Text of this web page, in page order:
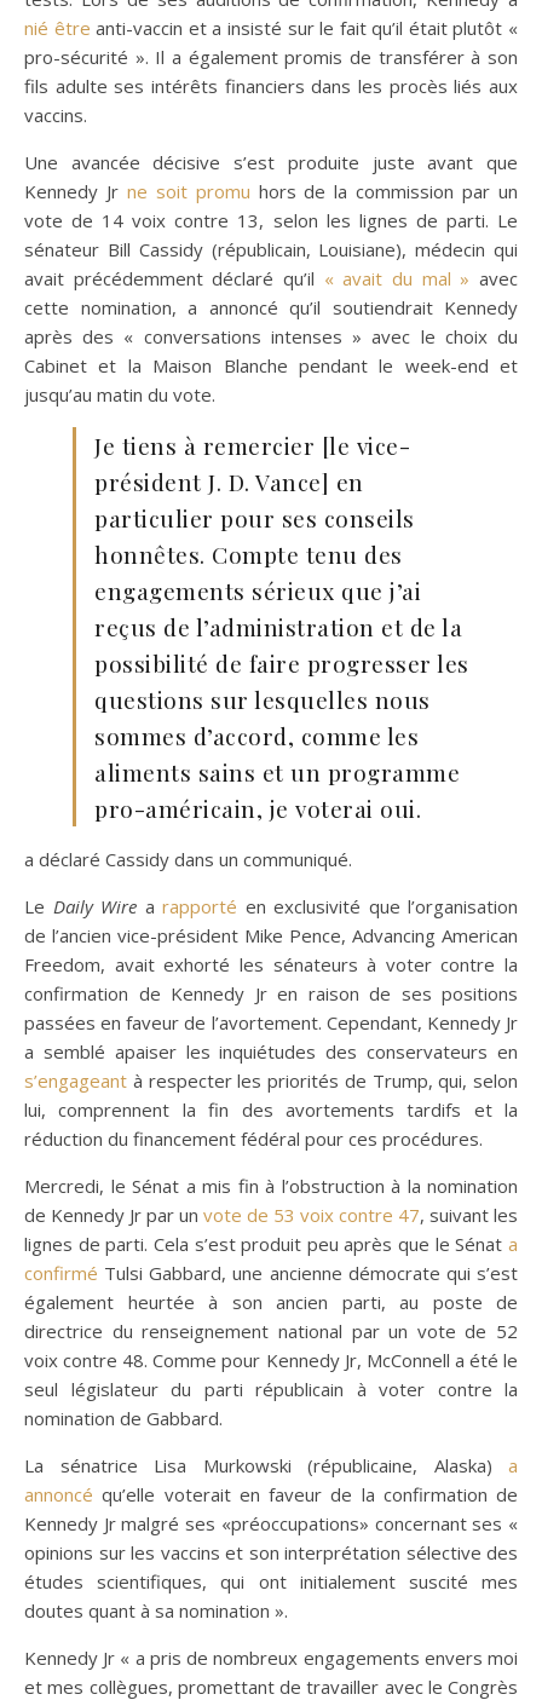
nié être anti-vaccin et a insisté sur le fait qu’il était plutôt «
pro-sécurité ». Il a également promis de transférer à son
fils adulte ses intérêts financiers dans les procès liés aux
vaccins.
Une avancée décisive s’est produite juste avant que
Kennedy Jr ne soit promu hors de la commission par un
vote de 14 voix contre 13, selon les lignes de parti. Le
sénateur Bill Cassidy (républicain, Louisiane), médecin qui
avait précédemment déclaré qu’il « avait du mal » avec
cette nomination, a annoncé qu’il soutiendrait Kennedy
après des « conversations intenses » avec le choix du
Cabinet et la Maison Blanche pendant le week-end et
jusqu’au matin du vote.
Je tiens à remercier [le vice-
président J. D. Vance] en
particulier pour ses conseils
honnêtes. Compte tenu des
engagements sérieux que j’ai
reçus de l’administration et de la
possibilité de faire progresser les
questions sur lesquelles nous
sommes d’accord, comme les
aliments sains et un programme
pro-américain, je voterai oui.
a déclaré Cassidy dans un communiqué.
Le Daily Wire a rapporté en exclusivité que l’organisation
de l’ancien vice-président Mike Pence, Advancing American
Freedom, avait exhorté les sénateurs à voter contre la
confirmation de Kennedy Jr en raison de ses positions
passées en faveur de l’avortement. Cependant, Kennedy Jr
a semblé apaiser les inquiétudes des conservateurs en
s’engageant à respecter les priorités de Trump, qui, selon
lui, comprennent la fin des avortements tardifs et la
réduction du financement fédéral pour ces procédures.
Mercredi, le Sénat a mis fin à l’obstruction à la nomination
de Kennedy Jr par un vote de 53 voix contre 47, suivant les
lignes de parti. Cela s’est produit peu après que le Sénat a
confirmé Tulsi Gabbard, une ancienne démocrate qui s’est
également heurtée à son ancien parti, au poste de
directrice du renseignement national par un vote de 52
voix contre 48. Comme pour Kennedy Jr, McConnell a été le
seul législateur du parti républicain à voter contre la
nomination de Gabbard.
La sénatrice Lisa Murkowski (républicaine, Alaska) a
annoncé qu’elle voterait en faveur de la confirmation de
Kennedy Jr malgré ses «préoccupations» concernant ses «
opinions sur les vaccins et son interprétation sélective des
études scientifiques, qui ont initialement suscité mes
doutes quant à sa nomination ».
Kennedy Jr « a pris de nombreux engagements envers moi
et mes collègues, promettant de travailler avec le Congrès